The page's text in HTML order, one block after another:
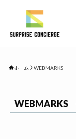
ホーム WEBMARKS
WEBMARKS